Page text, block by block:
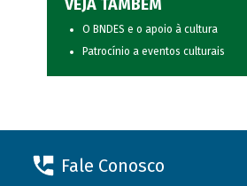
VEJA TAMBÉM
O BNDES e o apoio à cultura
Patrocínio a eventos culturais
Fale Conosco